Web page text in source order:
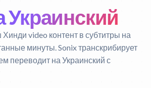
Украинский
video контент в субтитры на
минуты. Sonix транскрибирует
переводит на Украинский с